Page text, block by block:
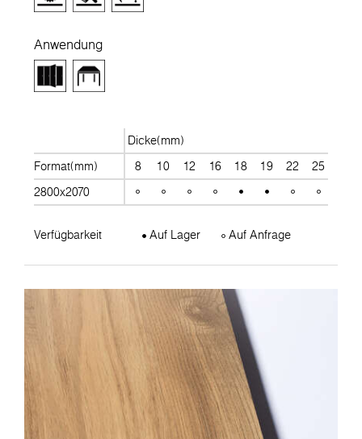
Anwendung
Dicke(mm)
Format(mm)
8 10 12 16 18 19 22 25
2800x2070
Verfügbarkeit Auf Lager Auf Anfrage